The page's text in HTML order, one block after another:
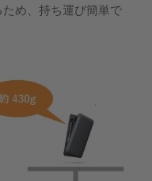
め、持ち運び簡単で